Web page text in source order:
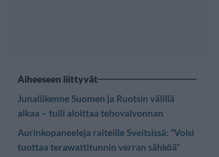
Aiheeseen liittyvät
Junaliikenne Suomen ja Ruotsin välillä
alkaa – tulli aloittaa tehovalvonnan
Aurinkopaneeleja raiteille Sveitsissä: ”Voisi
tuottaa terawattitunnin verran sähköä”